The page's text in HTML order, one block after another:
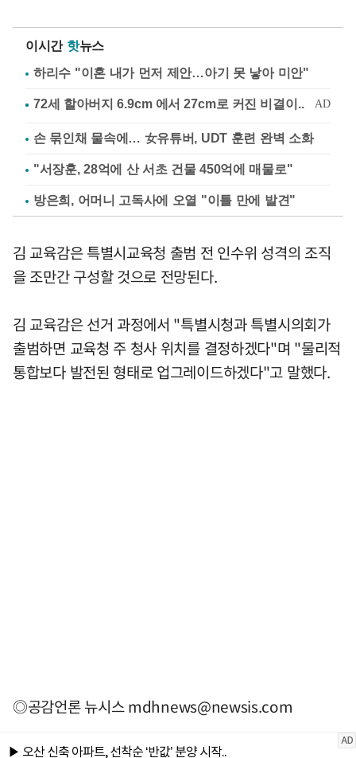
이시간 핫뉴스
하리수 "이혼 내가 먼저 제안…아기 못 낳아 미안"
손 묶인채 물속에… 女유튜버, UDT 훈련 완벽 소화
"서장훈, 28억에 산 서초 건물 450억에 매물로"
방은희, 어머니 고독사에 오열 "이틀 만에 발견"
김 교육감은 특별시교육청 출범 전 인수위 성격의 조직
을 조만간 구성할 것으로 전망된다.
김 교육감은 선거 과정에서 "특별시청과 특별시의회가
출범하면 교육청 주 청사 위치를 결정하겠다"며 "물리적
통합보다 발전된 형태로 업그레이드하겠다"고 말했다.
◎공감언론 뉴시스mdhnews@newsis.com